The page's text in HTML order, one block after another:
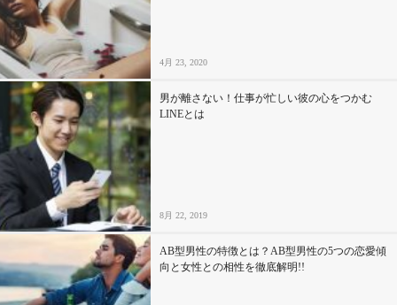
4月 23, 2020
男が離さない！仕事が忙しい彼の心をつかむ
LINEとは
8月 22, 2019
AB型男性の特徴とは？AB型男性の5つの恋愛傾
向と女性との相性を徹底解明!!